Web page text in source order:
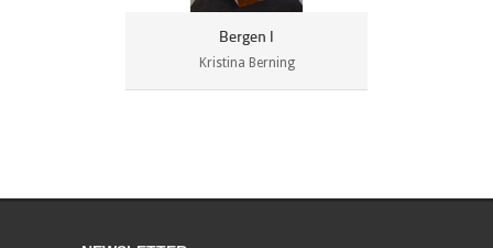
Bergen I
Kristina Berning